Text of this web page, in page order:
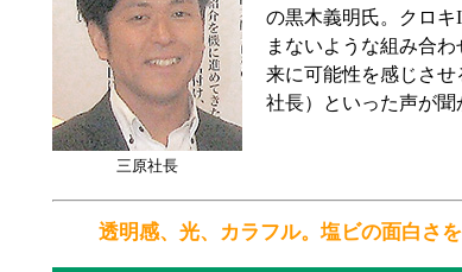
三原社長
の黒木義明氏。クロ
まないような組み合
来に可能性を感じさ
社長）といった声が聞
透明感、光、カラフル。塩ビの面白さ